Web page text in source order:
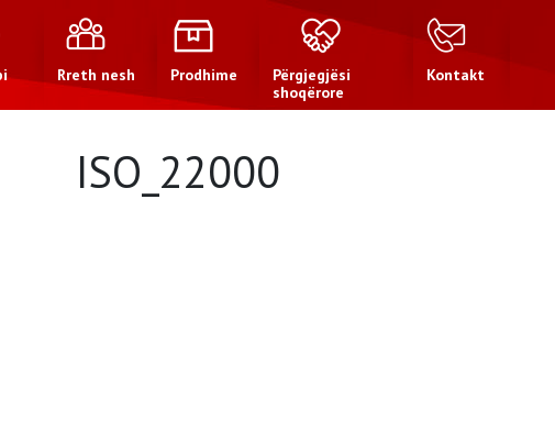
Rreth nesh Prodhime
Përgjegjësi
shoqërore
Kontakt
ISO_22000